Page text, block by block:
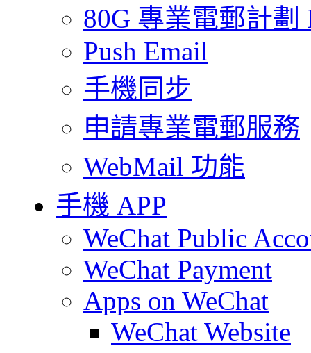
80G 專業電郵計劃
Push Email
手機同步
申請專業電郵服務
WebMail 功能
手機 APP
WeChat Public
WeChat Payment
Apps on WeChat
WeChat Website